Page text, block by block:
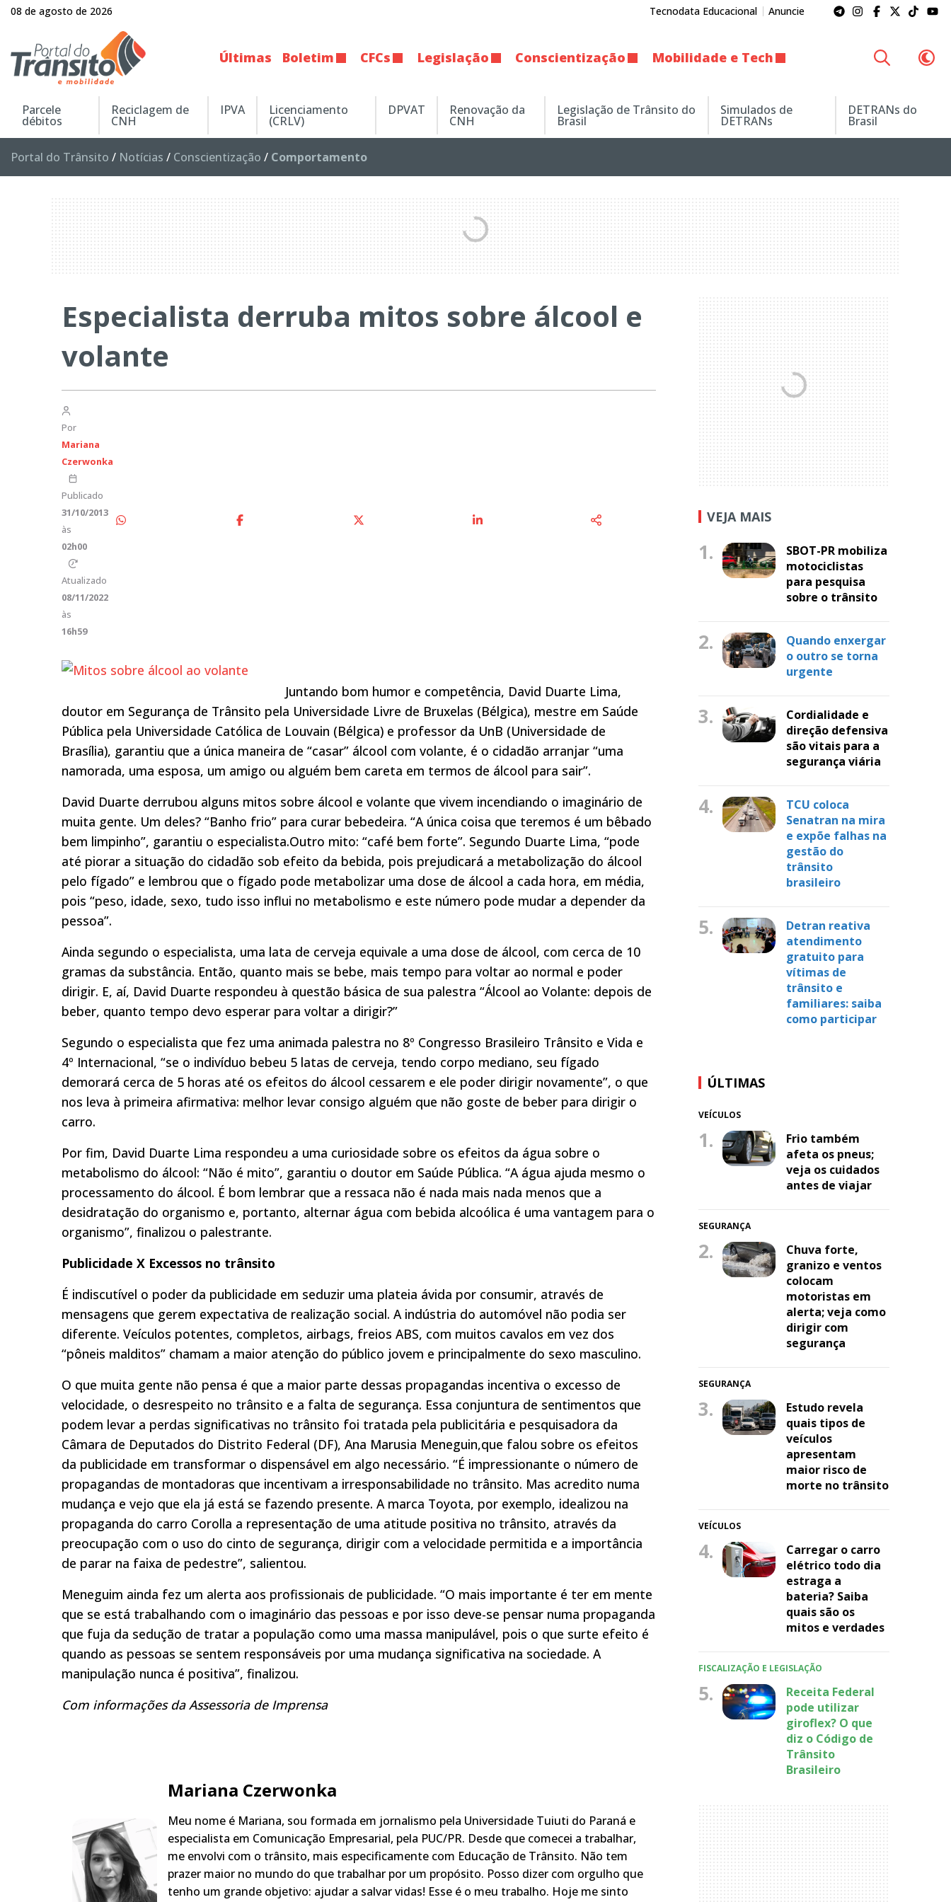
08 de agosto de 2026 Tecnodata Educacional Anuncie
Últimas Boletim CFCs Legislação Conscientização Mobilidade e Tech
Parcele
débitos
Reciclagem de
CNH
IPVA Licenciamento
(CRLV)
DPVAT Renovação da
CNH
Legislação de Trânsito do
Brasil
Simulados de
DETRANs
DETRANs do
Brasil
Portal do Trânsito / Notícias / Conscientização / Comportamento
Especialista derruba mitos sobre álcool e
volante
Por
Mariana
Czerwonka
Publicado
31/10/2013
às
02h00
Atualizado
08/11/2022
às
16h59
Juntando bom humor e competência, David Duarte Lima,
doutor em Segurança de Trânsito pela Universidade Livre de Bruxelas (Bélgica), mestre em Saúde
Pública pela Universidade Católica de Louvain (Bélgica) e professor da UnB (Universidade de
Brasília), garantiu que a única maneira de “casar” álcool com volante, é o cidadão arranjar “uma
namorada, uma esposa, um amigo ou alguém bem careta em termos de álcool para sair”.
David Duarte derrubou alguns mitos sobre álcool e volante que vivem incendiando o imaginário de
muita gente. Um deles? “Banho frio” para curar bebedeira. “A única coisa que teremos é um bêbado
bem limpinho”, garantiu o especialista.Outro mito: “café bem forte”. Segundo Duarte Lima, “pode
até piorar a situação do cidadão sob efeito da bebida, pois prejudicará a metabolização do álcool
pelo fígado” e lembrou que o fígado pode metabolizar uma dose de álcool a cada hora, em média,
pois “peso, idade, sexo, tudo isso influi no metabolismo e este número pode mudar a depender da
pessoa”.
Ainda segundo o especialista, uma lata de cerveja equivale a uma dose de álcool, com cerca de 10
gramas da substância. Então, quanto mais se bebe, mais tempo para voltar ao normal e poder
dirigir. E, aí, David Duarte respondeu à questão básica de sua palestra “Álcool ao Volante: depois de
beber, quanto tempo devo esperar para voltar a dirigir?”
Segundo o especialista que fez uma animada palestra no 8º Congresso Brasileiro Trânsito e Vida e
4º Internacional, “se o indivíduo bebeu 5 latas de cerveja, tendo corpo mediano, seu fígado
demorará cerca de 5 horas até os efeitos do álcool cessarem e ele poder dirigir novamente”, o que
nos leva à primeira afirmativa: melhor levar consigo alguém que não goste de beber para dirigir o
carro.
Por fim, David Duarte Lima respondeu a uma curiosidade sobre os efeitos da água sobre o
metabolismo do álcool: “Não é mito”, garantiu o doutor em Saúde Pública. “A água ajuda mesmo o
processamento do álcool. É bom lembrar que a ressaca não é nada mais nada menos que a
desidratação do organismo e, portanto, alternar água com bebida alcoólica é uma vantagem para o
organismo”, finalizou o palestrante.
Publicidade X Excessos no trânsito
É indiscutível o poder da publicidade em seduzir uma plateia ávida por consumir, através de
mensagens que gerem expectativa de realização social. A indústria do automóvel não podia ser
diferente. Veículos potentes, completos, airbags, freios ABS, com muitos cavalos em vez dos
“pôneis malditos” chamam a maior atenção do público jovem e principalmente do sexo masculino.
O que muita gente não pensa é que a maior parte dessas propagandas incentiva o excesso de
velocidade, o desrespeito no trânsito e a falta de segurança. Essa conjuntura de sentimentos que
podem levar a perdas significativas no trânsito foi tratada pela publicitária e pesquisadora da
Câmara de Deputados do Distrito Federal (DF), Ana Marusia Meneguin,que falou sobre os efeitos
da publicidade em transformar o dispensável em algo necessário. “É impressionante o número de
propagandas de montadoras que incentivam a irresponsabilidade no trânsito. Mas acredito numa
mudança e vejo que ela já está se fazendo presente. A marca Toyota, por exemplo, idealizou na
propaganda do carro Corolla a representação de uma atitude positiva no trânsito, através da
preocupação com o uso do cinto de segurança, dirigir com a velocidade permitida e a importância
de parar na faixa de pedestre”, salientou.
Meneguim ainda fez um alerta aos profissionais de publicidade. “O mais importante é ter em mente
que se está trabalhando com o imaginário das pessoas e por isso deve-se pensar numa propaganda
que fuja da sedução de tratar a população como uma massa manipulável, pois o que surte efeito é
quando as pessoas se sentem responsáveis por uma mudança significativa na sociedade. A
manipulação nunca é positiva”, finalizou.
Com informações da Assessoria de Imprensa
Mariana Czerwonka
Meu nome é Mariana, sou formada em jornalismo pela Universidade Tuiuti do Paraná e
especialista em Comunicação Empresarial, pela PUC/PR. Desde que comecei a trabalhar,
me envolvi com o trânsito, mais especificamente com Educação de Trânsito. Não tem
prazer maior no mundo do que trabalhar por um propósito. Posso dizer com orgulho que
tenho um grande objetivo: ajudar a salvar vidas! Esse é o meu trabalho. Hoje me sinto
VEJA MAIS
1.
SBOT-PR mobiliza
motociclistas
para pesquisa
sobre o trânsito
2.
Quando enxergar
o outro se torna
urgente
3.
Cordialidade e
direção defensiva
são vitais para a
segurança viária
4.
TCU coloca
Senatran na mira
e expõe falhas na
gestão do
trânsito
brasileiro
5.
Detran reativa
atendimento
gratuito para
vítimas de
trânsito e
familiares: saiba
como participar
ÚLTIMAS
VEÍCULOS
1.
Frio também
afeta os pneus;
veja os cuidados
antes de viajar
SEGURANÇA
2.
Chuva forte,
granizo e ventos
colocam
motoristas em
alerta; veja como
dirigir com
segurança
SEGURANÇA
3.
Estudo revela
quais tipos de
veículos
apresentam
maior risco de
morte no trânsito
VEÍCULOS
4.
Carregar o carro
elétrico todo dia
estraga a
bateria? Saiba
quais são os
mitos e verdades
FISCALIZAÇÃO E LEGISLAÇÃO
5.
Receita Federal
pode utilizar
giroflex? O que
diz o Código de
Trânsito
Brasileiro